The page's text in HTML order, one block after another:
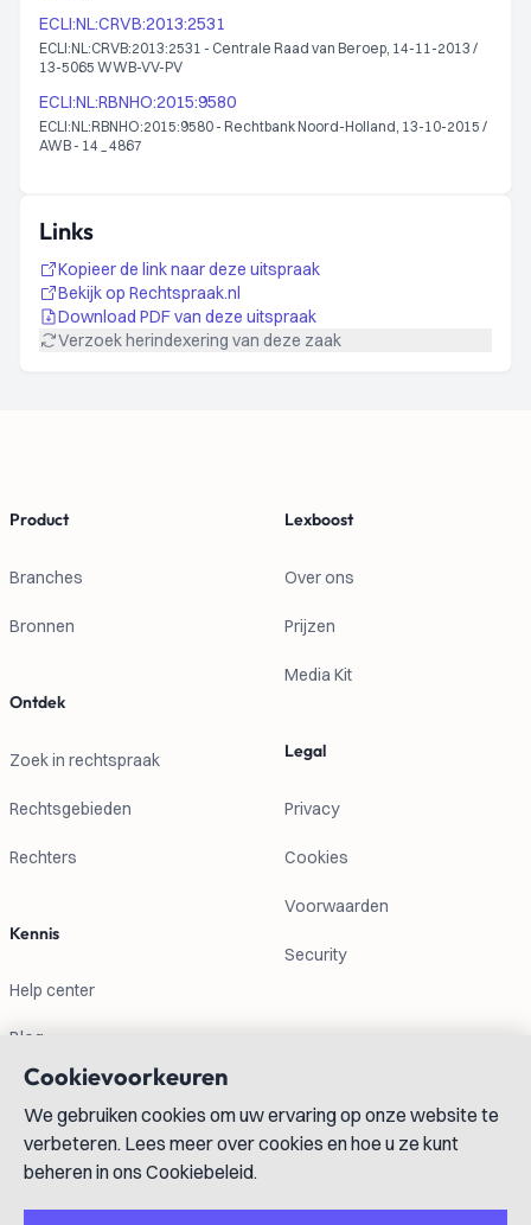
ECLI:NL:CRVB:2013:2531
ECLI:NL:CRVB:2013:2531 - Centrale Raad van Beroep, 14-11-2013 /
13-5065 WWB-VV-PV
ECLI:NL:RBNHO:2015:9580
ECLI:NL:RBNHO:2015:9580 - Rechtbank Noord-Holland, 13-10-2015 /
AWB - 14 _ 4867
Links
Kopieer de link naar deze uitspraak
Bekijk op Rechtspraak.nl
Download PDF van deze uitspraak
Verzoek herindexering van deze zaak
Product
Branches
Bronnen
Ontdek
Zoek in rechtspraak
Rechtsgebieden
Rechters
Kennis
Help center
Blog
Lexboost
Over ons
Prijzen
Media Kit
Legal
Privacy
Cookies
Voorwaarden
Security
Contactgegevens
info@lexboost.com
Cookievoorkeuren
We gebruiken cookies om uw ervaring op onze website te
verbeteren. Lees meer over cookies en hoe u ze kunt
beheren in ons Cookiebeleid.